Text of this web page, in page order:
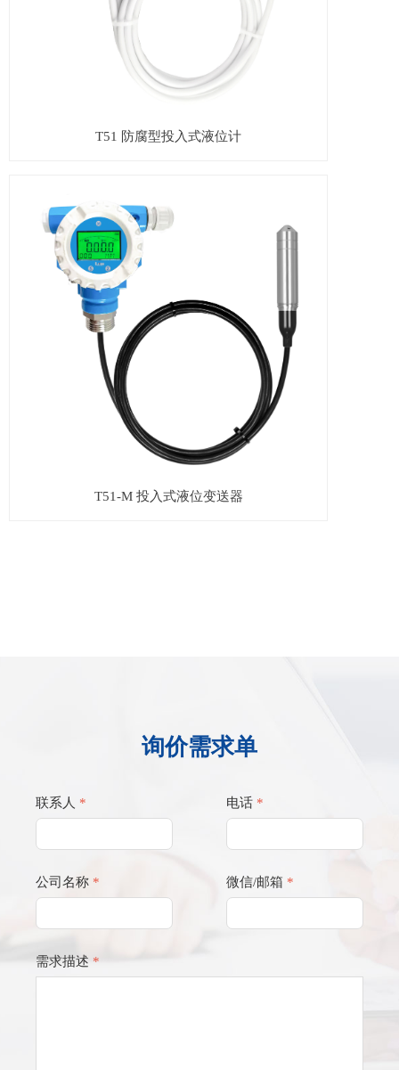
T51 防腐型投入式液位计
T51-M 投入式液位变送器
联系人 *
公司名称 *
电话 *
微信/邮箱 *
需求描述 *
询价需求单